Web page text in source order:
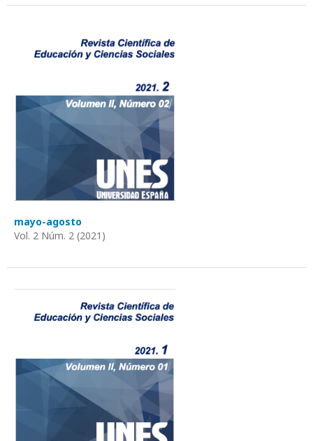
mayo-agosto
Vol. 2 Núm. 2 (2021)